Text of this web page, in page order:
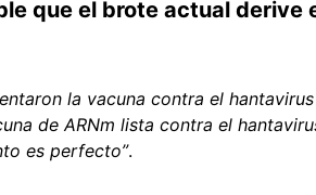
que el brote actual derive
la vacuna contra el
de ARNm lista contra el
es perfecto”.